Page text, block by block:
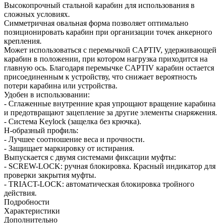
Высокопрочный стальной карабин для использования в
сложных условиях.
Симметричная овальная форма позволяет оптимально
позиционировать карабин при организации точек анкерного
крепления.
Может использоваться с перемычкой CAPTIV, удерживающей
карабин в положении, при котором нагрузка приходится на
главную ось. Благодаря перемычке CAPTIV карабин остается
присоединенным к устройству, что снижает вероятность
потери карабина или устройства.
Удобен в использовании:
- Сглаженные внутренние края упрощают вращение карабина
и предотвращают зацепление за другие элементы снаряжения.
- Система Keylock (защелка без крючка).
H-образный профиль:
- Лучшее соотношение веса и прочности.
- Защищает маркировку от истирания.
Выпускается с двумя системами фиксации муфты:
- SCREW-LOCK: ручная блокировка. Красный индикатор для
проверки закрытия муфты.
- TRIACT-LOCK: автоматическая блокировка тройного
действия.
Подробности
Характеристики
Дополнительно